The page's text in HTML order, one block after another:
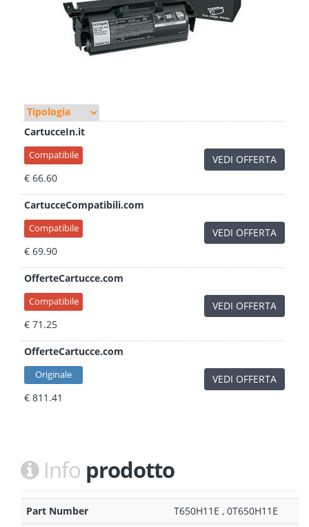
CartucceIn.it
Compatibile
€ 66.60
VEDI OFFERTA
CartucceCompatibili.com
Compatibile
€ 69.90
VEDI OFFERTA
OfferteCartucce.com
Compatibile
€ 71.25
VEDI OFFERTA
OfferteCartucce.com
Originale
€ 811.41
VEDI OFFERTA
Info prodotto
Part Number
T650H11E , 0T650H11E